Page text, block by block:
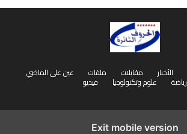
الأخبار مقابلات ملفات عين على الماضي
رياضة علوم وتكنولوجيا فيديو
Exit mobile version